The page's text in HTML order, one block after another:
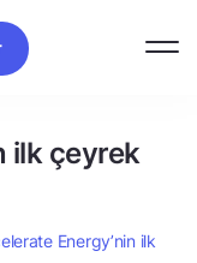
ilk çeyrek
Energy’nin ilk